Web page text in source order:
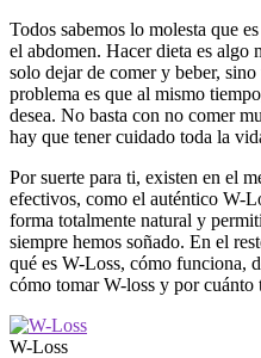
Todos sabemos lo molesta que
el abdomen. Hacer dieta es
solo dejar de comer y beber,
problema es que al mismo
desea. No basta con no comer
hay que tener cuidado toda la
Por suerte para ti, existen en el
efectivos, como el auténtico W-
forma totalmente natural y
siempre hemos soñado. En el
qué es W-Loss, cómo funciona,
cómo tomar W-loss y por cuánto
W-Loss